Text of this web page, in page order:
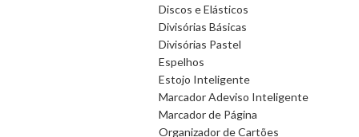
Discos e Elásticos
Divisórias Básicas
Divisórias Pastel
Espelhos
Estojo Inteligente
Marcador Adeviso Inteligente
Marcador de Página
Organizador de Cartões